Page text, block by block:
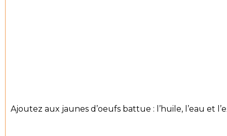
Ajoutez aux jaunes d’oeufs battue : l’huile, l’eau et